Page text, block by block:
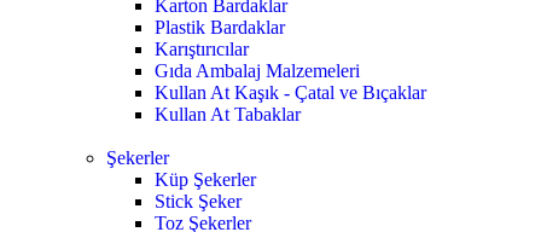
Karton Bardaklar
Plastik Bardaklar
Karıştırıcılar
Gıda Ambalaj Malzemeleri
Kullan At Kaşık - Çatal ve Bıçaklar
Kullan At Tabaklar
Şekerler
Küp Şekerler
Stick Şeker
Toz Şekerler